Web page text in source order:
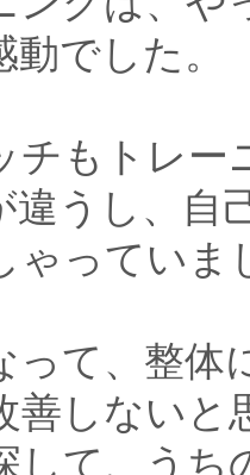
でした。
チもトレ
違うし、自
ゃっていま
って、整体
善しないと
して、うち